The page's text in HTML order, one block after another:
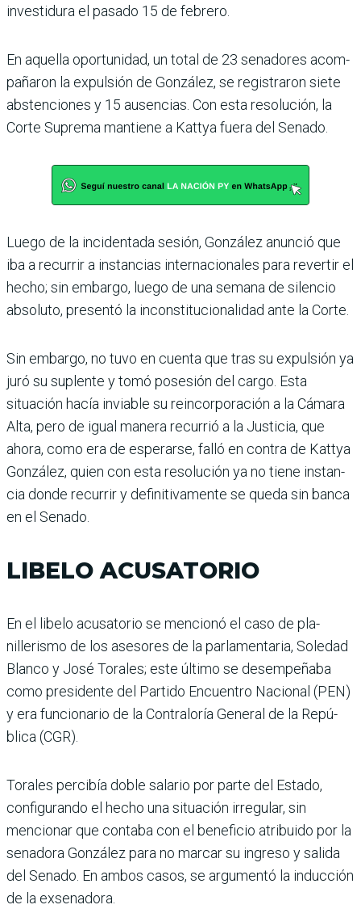
investidura el pasado 15 de febrero.
En aquella oportunidad, un total de 23 senadores acom­
pañaron la expulsión de Gon­zález, se registraron siete
abstenciones y 15 ausencias. Con esta resolución, la
Corte Suprema mantiene a Kattya fuera del Senado.
Luego de la incidentada sesión, González anun­ció que
iba a recurrir a instancias internaciona­les para revertir el
hecho; sin embargo, luego de una semana de silencio
absoluto, presentó la inconstituciona­lidad ante la Corte.
Sin embargo, no tuvo en cuenta que tras su expul­sión ya
juró su suplente y tomó posesión del cargo. Esta
situación hacía invia­ble su reincorporación a la Cámara
Alta, pero de igual manera recurrió a la Justicia, que
ahora, como era de espe­rarse, falló en contra de Kattya
González, quien con esta resolución ya no tiene instan­
cia donde recurrir y definiti­vamente se queda sin banca
en el Senado.
LIBELO ACUSATORIO
En el libelo acusatorio se mencionó el caso de pla­
nillerismo de los asesores de la parlamentaria, Sole­dad
Blanco y José Torales; este último se desempeñaba
como presidente del Partido Encuentro Nacional (PEN)
y era funcionario de la Con­traloría General de la Repú­
blica (CGR).
Torales percibía doble sala­rio por parte del Estado,
configurando el hecho una situación irregular, sin
mencionar que contaba con el beneficio atribuido por la
senadora González para no marcar su ingreso y salida
del Senado. En ambos casos, se argumentó la inducción
de la exsenadora.